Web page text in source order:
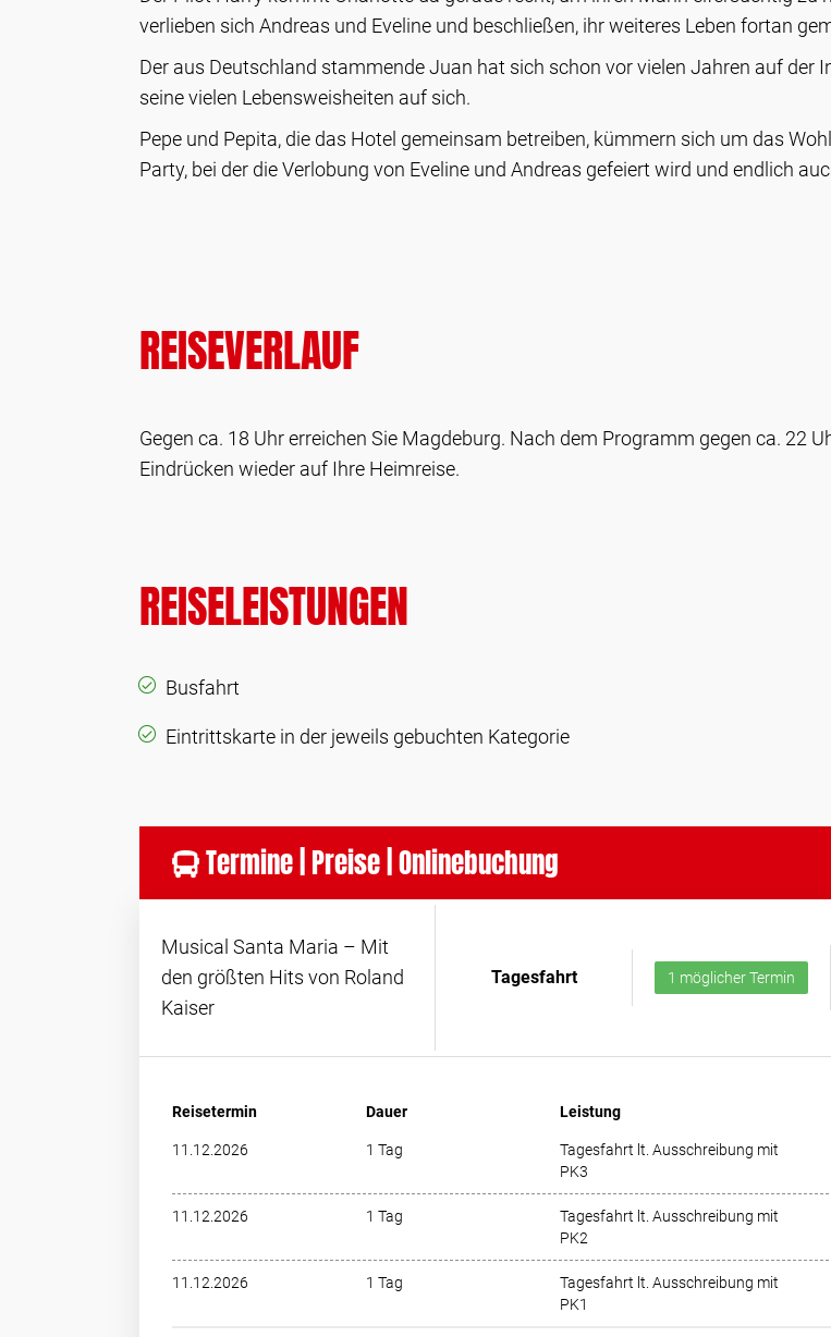
verlieben sich Andreas und Eveline und beschließen, ihr weiteres Leben fortan
Der aus Deutschland stammende Juan hat sich schon vor vielen Jahren auf der
seine vielen Lebensweisheiten auf sich.
Pepe und Pepita, die das Hotel gemeinsam betreiben, kümmern sich um das
Party, bei der die Verlobung von Eveline und Andreas gefeiert wird und endlich
REISEVERLAUF
Gegen ca. 18 Uhr erreichen Sie Magdeburg. Nach dem Programm gegen ca. 22
Eindrücken wieder auf Ihre Heimreise.
REISELEISTUNGEN
Busfahrt
Eintrittskarte in der jeweils gebuchten Kategorie
Termine | Preise | Onlinebuchung
Musical Santa Maria – Mit
den größten Hits von Roland
Kaiser
Tagesfahrt 1 möglicher Termin
Reisetermin Dauer Leistung
11.12.2026 1 Tag
Tagesfahrt lt. Ausschreibung mit
PK3
11.12.2026 1 Tag
Tagesfahrt lt. Ausschreibung mit
PK2
11.12.2026 1 Tag
Tagesfahrt lt. Ausschreibung mit
PK1